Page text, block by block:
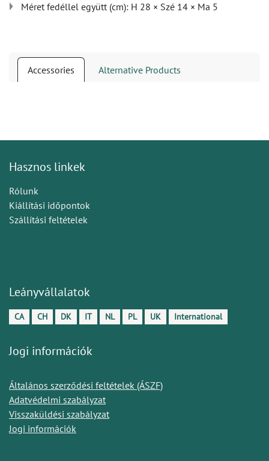
Méret fedéllel együtt (cm): H 28 × Szé 14 × Ma 5
Accessories Alternative Products
Hasznos linkek
Rólunk
Kiállítási időpontok
Szállítási feltételek
Leányvállalatok
CA CH DK IT NL PL UK International
Jogi információk
Általános szerződési feltételek (ÁSZF)
Adatvédelmi szabályzat
Visszaküldési szabályzat
Jogi információk